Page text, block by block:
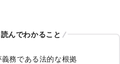
んでわかること
務である法的な根拠